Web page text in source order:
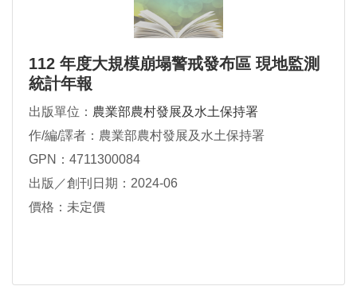
112 年度大規模崩塌警戒發布區 現地監測
統計年報
出版單位： 農業部農村發展及水土保持署
作/編/譯者：農業部農村發展及水土保持署
GPN：4711300084
出版／創刊日期：2024-06
價格：未定價